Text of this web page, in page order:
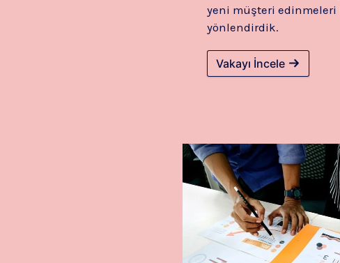
yeni müşteri edinmeleri
yönlendirdik.
Vakayı İncele